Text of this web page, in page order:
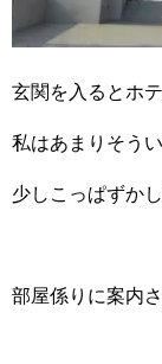
玄関を入るとホ
私はあまりそう
少しこっぱずか
部屋係りに案内